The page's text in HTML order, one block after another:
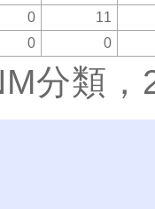
0 11
0 0
分類，